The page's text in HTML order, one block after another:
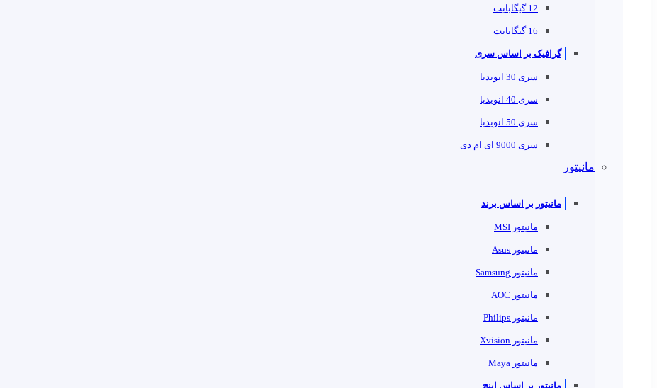
12 گیگابایت
16 گیگابایت
گرافیک بر اساس سری
سری 30 انویدیا
سری 40 انویدیا
سری 50 انویدیا
سری 9000 ای ام دی
مانیتور
مانیتور بر اساس برند
مانیتور MSI
مانیتور Asus
مانیتور Samsung
مانیتور AOC
مانیتور Philips
مانیتور Xvision
مانیتور Maya
مانیتور بر اساس اینچ